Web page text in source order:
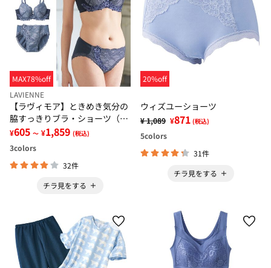
MAX78%off
LAVIENNE
【ラヴィモア】ときめき気分の
脇すっきりブラ・ショーツ（別
売）
¥605 ～ ¥1,859 (税込)
3colors
32件
チラ見をする
20%off
ウィズユーショーツ
¥ 1,089 ¥871 (税込)
5colors
31件
チラ見をする